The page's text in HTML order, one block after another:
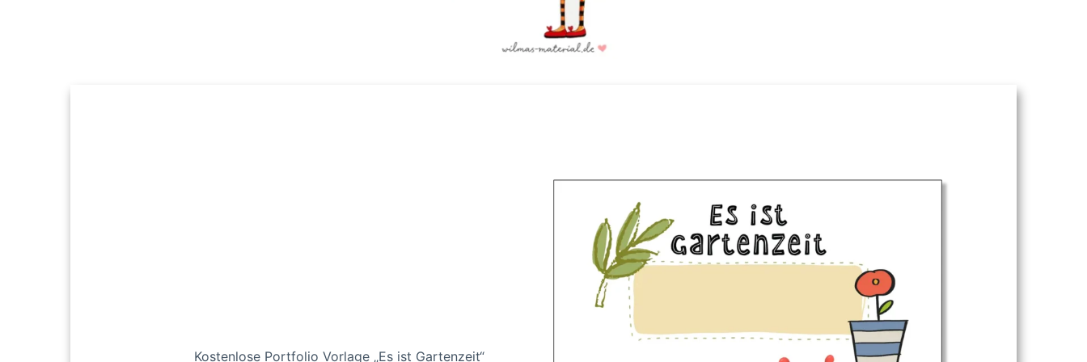
Kostenlose Portfolio Vorlage „Es ist Gartenzeit“